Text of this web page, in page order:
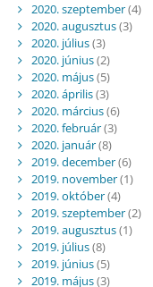
2020. szeptember(4)
2020. augusztus(3)
2020. július(3)
2020. június(2)
2020. május(5)
2020. április(3)
2020. március(6)
2020. február(3)
2020. január(8)
2019. december(6)
2019. november(1)
2019. október(4)
2019. szeptember(2)
2019. augusztus(1)
2019. július(8)
2019. június(5)
2019. május(3)